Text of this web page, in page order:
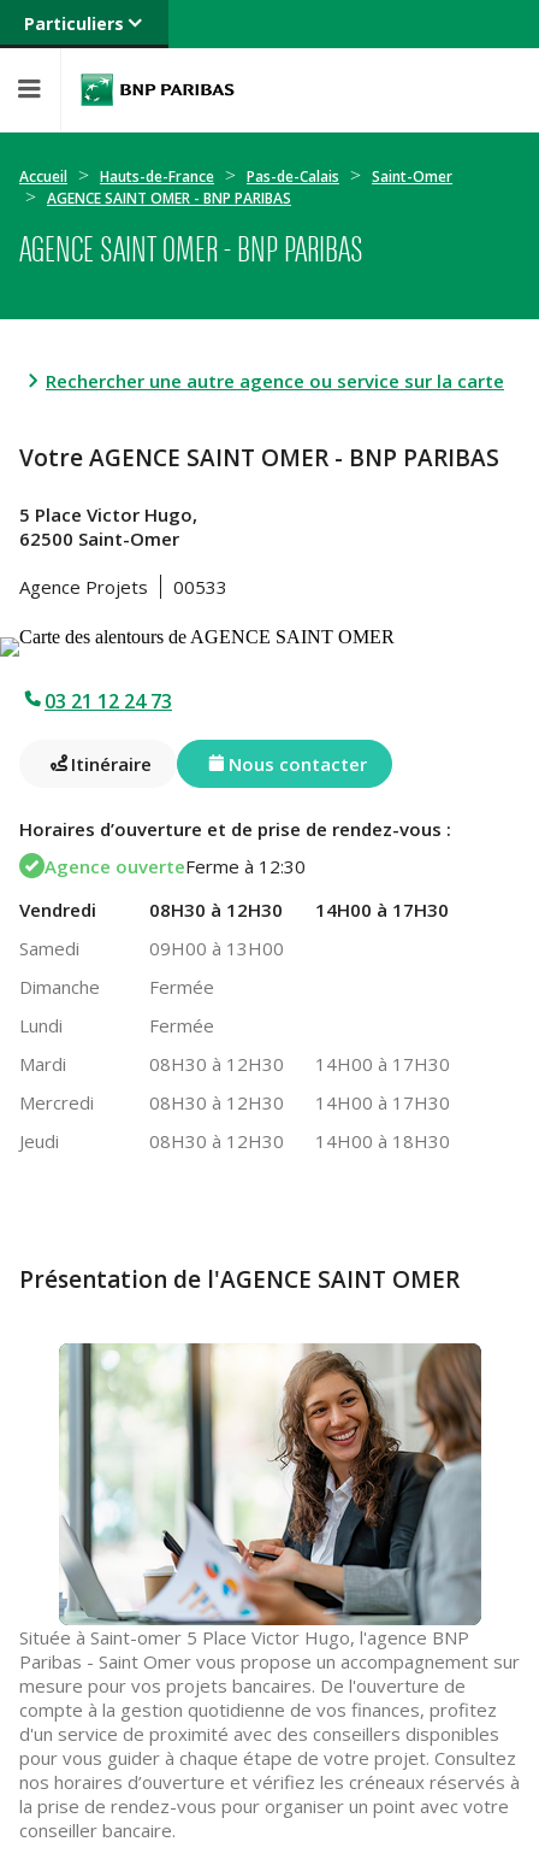
Particuliers
Banque privée
Entreprises
Accueil Hauts-de-France Pas-de-Calais
Saint-Omer
AGENCE SAINT OMER - BNP PARIBAS
AGENCE SAINT OMER - BNP PARIBAS
Rechercher une autre agence ou service sur la carte
Votre AGENCE SAINT OMER - BNP PARIBAS
5 Place Victor Hugo,
62500 Saint-Omer
Agence Projets
00533
03 21 12 24 73
Itinéraire Nous contacter
Horaires d’ouverture et de prise de rendez-vous :
Agence ouverteFerme à 12:30
Vendredi
08H30 à 12H30
14H00 à 17H30
Samedi
09H00 à 13H00
Dimanche
Fermée
Lundi
Fermée
Mardi
08H30 à 12H30
14H00 à 17H30
Mercredi
08H30 à 12H30
14H00 à 17H30
Jeudi
08H30 à 12H30 14H00 à 18H30
Présentation de l'AGENCE SAINT OMER
Située à Saint-omer 5 Place Victor Hugo, l'agence BNP
Paribas - Saint Omer vous propose un accompagnement sur
mesure pour vos projets bancaires. De l'ouverture de
compte à la gestion quotidienne de vos finances, profitez
d'un service de proximité avec des conseillers disponibles
pour vous guider à chaque étape de votre projet. Consultez
nos horaires d’ouverture et vérifiez les créneaux réservés à
la prise de rendez-vous pour organiser un point avec votre
conseiller bancaire.